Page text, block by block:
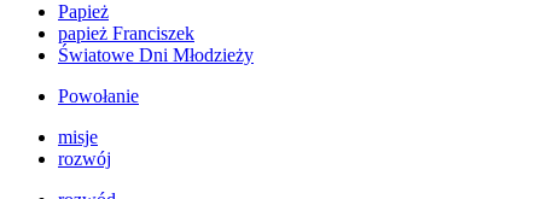
Papież
papież Franciszek
Światowe Dni Młodzieży
Powołanie
misje
rozwój